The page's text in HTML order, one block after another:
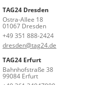
TAG24 Dresden
Ostra-Allee 18
01067 Dresden
+49 351 888-2424
dresden@tag24.de
TAG24 Erfurt
Bahnhofstraße 38
99084 Erfurt